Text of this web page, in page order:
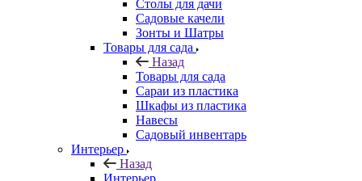
Столы для дачи
Садовые качели
Зонты и Шатры
Товары для сада
Назад
Товары для сада
Сараи из пластика
Шкафы из пластика
Навесы
Садовый инвентарь
Интерьер
Назад
Интерьер